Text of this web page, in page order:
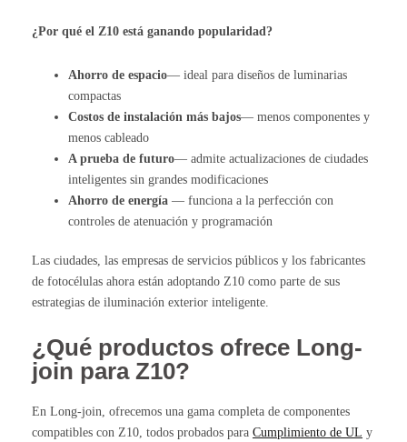
¿Por qué el Z10 está ganando popularidad?
Ahorro de espacio— ideal para diseños de luminarias
compactas
Costos de instalación más bajos— menos componentes y
menos cableado
A prueba de futuro— admite actualizaciones de ciudades
inteligentes sin grandes modificaciones
Ahorro de energía — funciona a la perfección con
controles de atenuación y programación
Las ciudades, las empresas de servicios públicos y los fabricantes
de fotocélulas ahora están adoptando Z10 como parte de sus
estrategias de iluminación exterior inteligente.
¿Qué productos ofrece Long-
join para Z10?
En Long-join, ofrecemos una gama completa de componentes
compatibles con Z10, todos probados para Cumplimiento de UL y